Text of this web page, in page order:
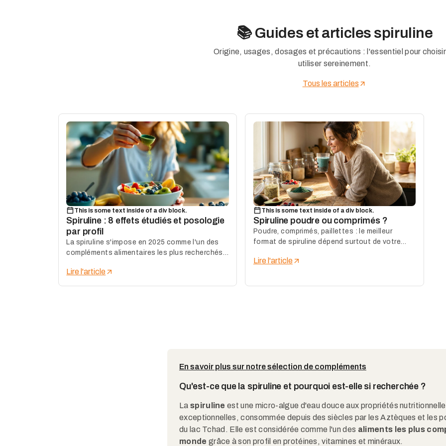
📚 Guides et articles spiruline
Origine, usages, dosages et précautions : l'essentiel pour
utiliser sereinement.
Tous les articles
This is some text inside of a div block.
Spiruline : 8 effets étudiés et posologie
par profil
La spiruline s'impose en 2025 comme l'un des
compléments alimentaires les plus recherchés
nutritionnelles hors du commun, validées par
des dizaines d'études cliniques.
Lire l'article
This is some text inside of a div block.
Spiruline poudre ou comprimés ?
Poudre, comprimés, paillettes : le meilleur
format de spiruline dépend surtout de votre
Lire l'article
En savoir plus sur notre sélection de compléments
Qu'est-ce que la spiruline et pourquoi est-elle si recherchée ?
La spiruline est une micro-algue d'eau douce aux propriétés
exceptionnelles, consommée depuis des siècles par les Aztèques et les
du lac Tchad. Elle est considérée comme l'un des aliments les plus
monde grâce à son profil en protéines, vitamines et minéraux.